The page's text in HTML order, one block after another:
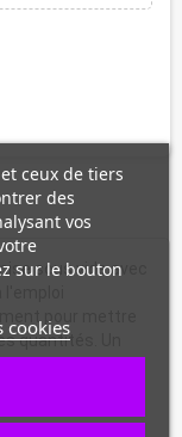
sous vide avec
quantités. Un
ceux de tiers
des
vos
sur le bouton
cookies